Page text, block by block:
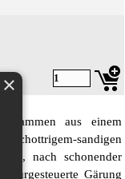
stammen aus einem
sandigen
nach schonender
Gärung
×